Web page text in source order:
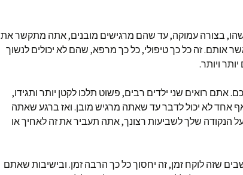
בצורה עמוקה, עד שהם מרגישים מובנים, אתה מתקשר את
אותם. זה כל כך טיפולי, כל כך מרפא, שהם לא יכולים לנשוך
ויותר.
אתם רואים שני ילדים רבים, פשוט תלכו לקטן יותר ותגידו,
אחד לא יכול לדבר עד שאתה מרגיש מובן. ואז ברגע שאתה
על הנקודה שלך לשביעות רצונך, אתה תעביר את זה לאחיך או
שזה לוקח זמן, זה יחסוך כל כך הרבה זמן. ובישיבות שאתם